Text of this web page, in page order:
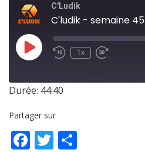
C'Ludik
C'ludik - semaine 45
1x
RSS FEED
LINK
Durée: 44:40
Partager sur
Facebook
Twitter